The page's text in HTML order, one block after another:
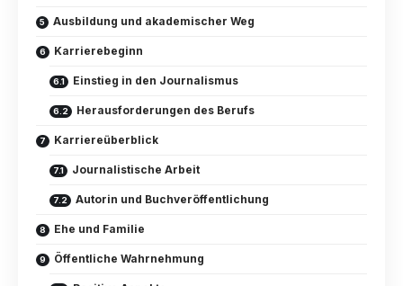
Ausbildung und akademischer Weg
Karrierebeginn
Einstieg in den Journalismus
Herausforderungen des Berufs
Karriereüberblick
Journalistische Arbeit
Autorin und Buchveröffentlichung
Ehe und Familie
Öffentliche Wahrnehmung